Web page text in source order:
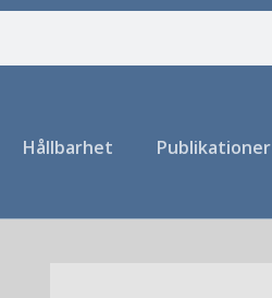
Hållbarhet Publikationer